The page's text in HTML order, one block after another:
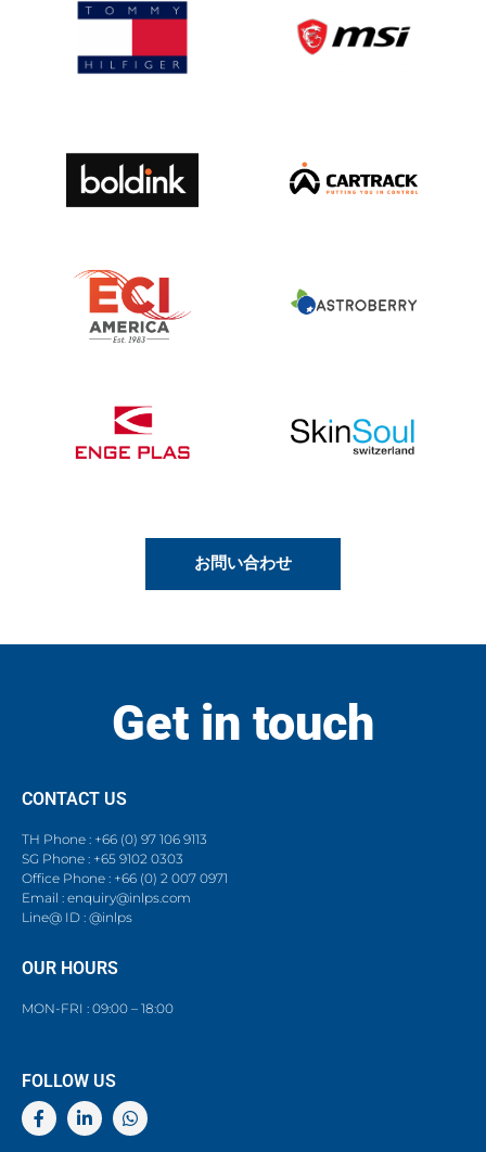
お問い合わせ
Get in touch
CONTACT US
TH Phone : +66 (0) 97 106 9113
SG Phone : +65 9102 0303
Office Phone : +66 (0) 2 007 0971
Email : enquiry@inlps.com
Line@ ID : @inlps
OUR HOURS
MON-FRI : 09:00 – 18:00
FOLLOW US